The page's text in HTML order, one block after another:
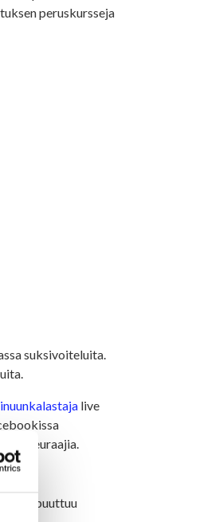
peruskursseja
suksivoiteluita.
live
seuraajia.
puuttuu